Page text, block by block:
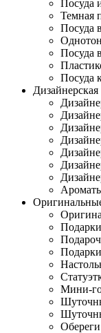
Посуда
Темная
Посуда
Посуда
Посуда
Мини-
Обереги